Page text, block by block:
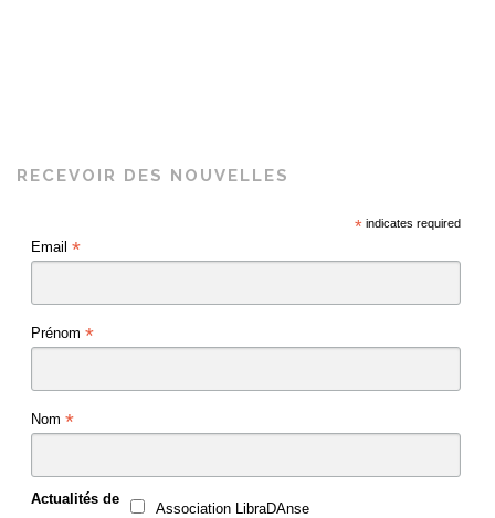
RECEVOIR DES NOUVELLES
*indicates required
Email *
Prénom *
Nom *
Actualités de
Association LibraDAnse